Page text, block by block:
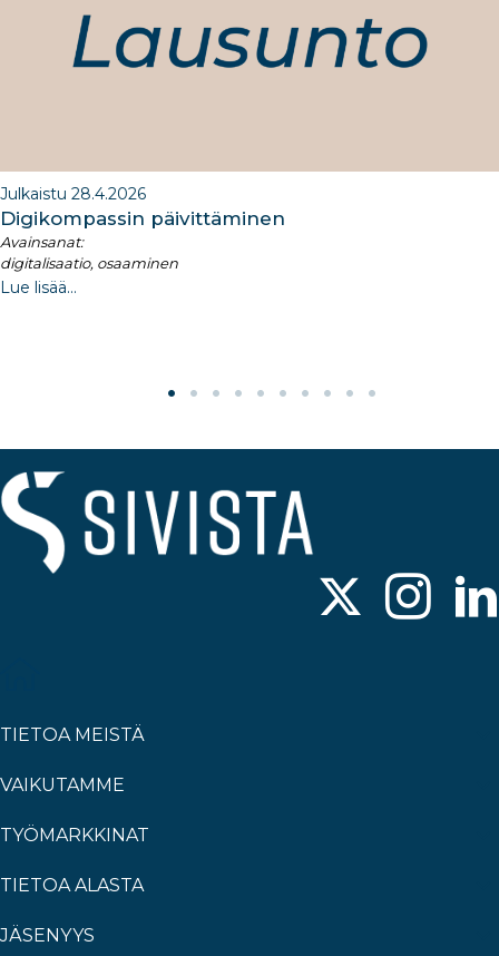
Julkaistu 28.4.2026
Digikompassin päivittäminen
Avainsanat:
digitalisaatio, osaaminen
Lue lisää...
TIETOA MEISTÄ
VAIKUTAMME
TYÖMARKKINAT
TIETOA ALASTA
JÄSENYYS